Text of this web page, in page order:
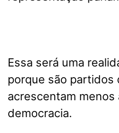
Essa será uma
porque são partidos
acrescentam menos
democracia.